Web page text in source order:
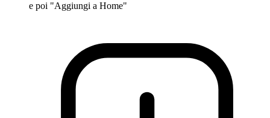
e poi "Aggiungi a Home"